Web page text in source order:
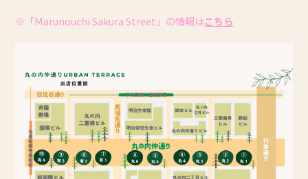
※「Marunouchi Sakura Street」の情報はこちら